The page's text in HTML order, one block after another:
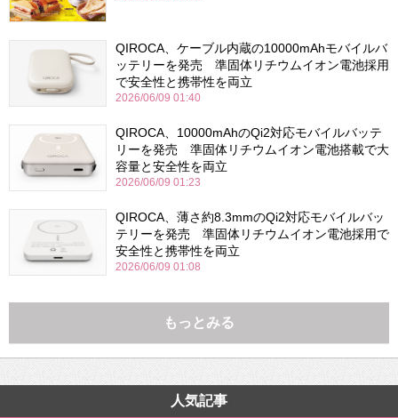
QIROCA、ケーブル内蔵の10000mAhモバイルバ
ッテリーを発売 準固体リチウムイオン電池採用
で安全性と携帯性を両立
2026/06/09 01:40
QIROCA、10000mAhのQi2対応モバイルバッテ
リーを発売 準固体リチウムイオン電池搭載で大
容量と安全性を両立
2026/06/09 01:23
QIROCA、薄さ約8.3mmのQi2対応モバイルバッ
テリーを発売 準固体リチウムイオン電池採用で
安全性と携帯性を両立
2026/06/09 01:08
もっとみる
人気記事